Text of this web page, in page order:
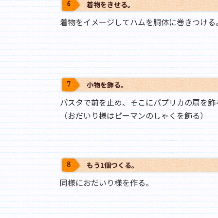
着物をきせる｡
着物をイメージしてハムを胴体に巻きつける
小物を飾る｡
パスタで前を止め、そこにパプリカの扇を飾
（おだいり様はピーマンのしゃくを飾る）
もう1個つくる｡
同様におだいり様を作る。